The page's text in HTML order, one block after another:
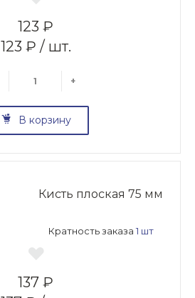
123 ₽
123 ₽ / шт.
+
В корзину
Кисть плоская 75 мм
Кратность заказа 1 шт
137 ₽